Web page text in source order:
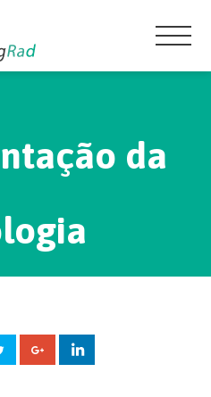
TwitterGoogle+